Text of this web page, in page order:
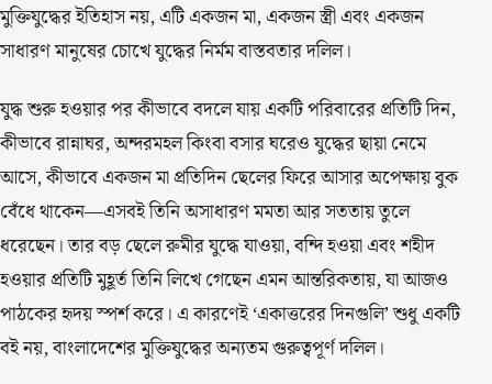
মুক্তিযুদ্ধের ইতিহাস নয়, এটি একজন মা, একজন স্ত্রী এবং একজন
সাধারণ মানুষের চোখে যুদ্ধের নির্মম বাস্তবতার দলিল।
যুদ্ধ শুরু হওয়ার পর কীভাবে বদলে যায় একটি পরিবারের প্রতিটি দিন,
কীভাবে রান্নাঘর, অন্দরমহল কিংবা বসার ঘরেও যুদ্ধের ছায়া নেমে
আসে, কীভাবে একজন মা প্রতিদিন ছেলের ফিরে আসার অপেক্ষায় বুক
বেঁধে থাকেন—এসবই তিনি অসাধারণ মমতা আর সততায় তুলে
ধরেছেন। তার বড় ছেলে রুমীর যুদ্ধে যাওয়া, বন্দি হওয়া এবং শহীদ
হওয়ার প্রতিটি মুহূর্ত তিনি লিখে গেছেন এমন আন্তরিকতায়, যা আজও
পাঠকের হৃদয় স্পর্শ করে। এ কারণেই ‘একাত্তরের দিনগুলি’ শুধু একটি
বই নয়, বাংলাদেশের মুক্তিযুদ্ধের অন্যতম গুরুত্বপূর্ণ দলিল।